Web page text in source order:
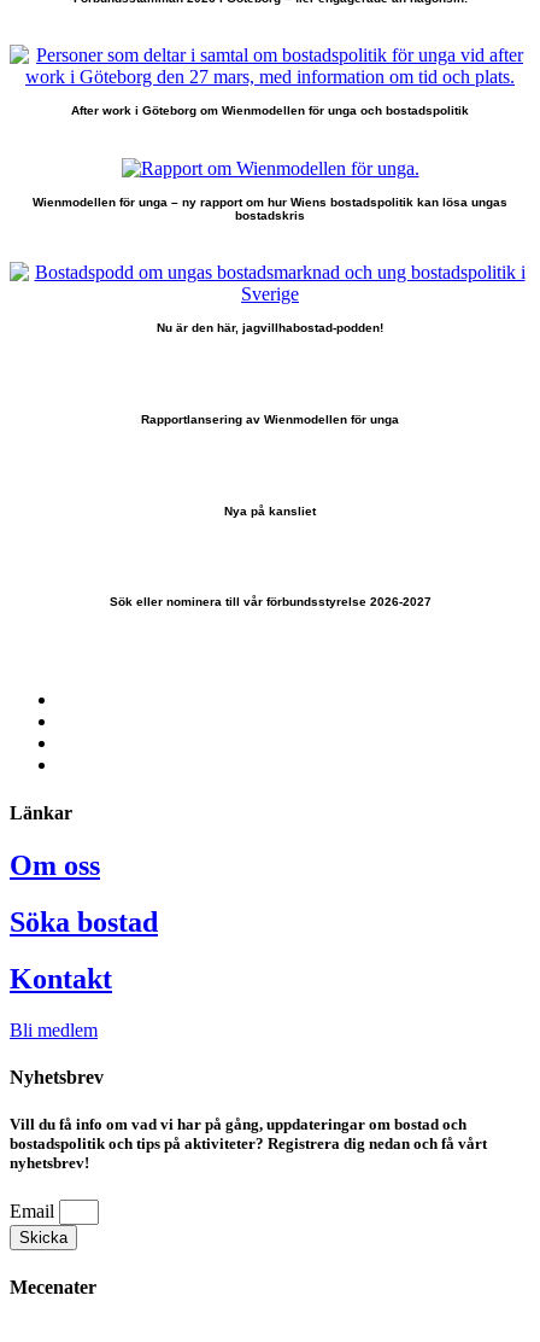
After work i Göteborg om Wienmodellen för unga och bostadspolitik
Wienmodellen för unga – ny rapport om hur Wiens bostadspolitik kan lösa ungas
bostadskris
Nu är den här, jagvillhabostad-podden!
Rapportlansering av Wienmodellen för unga
Nya på kansliet
Sök eller nominera till vår förbundsstyrelse 2026-2027
Länkar
Om oss
Söka bostad
Kontakt
Bli medlem
Nyhetsbrev
Vill du få info om vad vi har på gång, uppdateringar om bostad och
bostadspolitik och tips på aktiviteter? Registrera dig nedan och få vårt
nyhetsbrev!
Email
Skicka
Mecenater